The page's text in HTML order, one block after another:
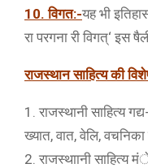
10. विगत:-यह भी
रा परगना री विगत्‘ इस
राजस्थान साहित्य की
1. राजस्थानी साहित्य
ख्यात, वात, वेलि,
2. राजस्थाानी साहित्य